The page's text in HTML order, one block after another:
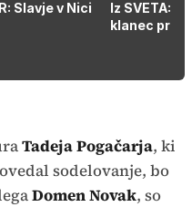
Slavje v Nici
Iz SVETA:
klanec pri
Tadeja Pogačarja, ki
sodelovanje, bo
Domen Novak, so